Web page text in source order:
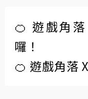
🍊 遊戲角
囉！
🍊 遊戲角落